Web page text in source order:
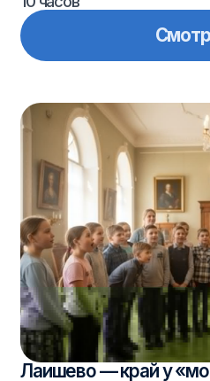
Лаишево — край у «моря»
6 часов
Смотреть